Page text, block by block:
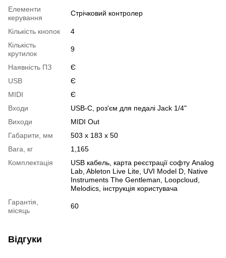
Елементи
керування
Стрічковий контролер
Кількість кнопок
4
Кількість
крутилок
9
Наявність ПЗ
Є
USB
Є
MIDI
Є
Входи
USB-C, роз'єм для педалі Jack 1/4"
Виходи
MIDI Out
Габарити, мм
503 x 183 x 50
Вага, кг
1,165
Комплектація
USB кабель, карта реєстрації софту Analog
Lab, Ableton Live Lite, UVI Model D, Native
Instruments The Gentleman, Loopcloud,
Melodics, інструкція користувача
Гарантія,
місяць
60
Відгуки